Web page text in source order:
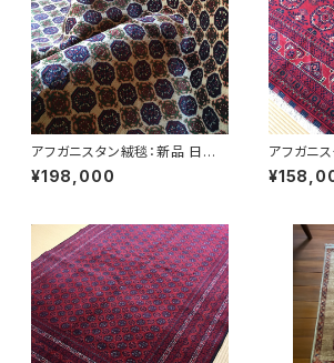
アフガニスタン絨毯：新品 日本
初登場の新色！モカべージュの
アフガン絨毯ホジャロシュナイ
¥198,000
アフガニ
かくソフト
ヤブ絨毯